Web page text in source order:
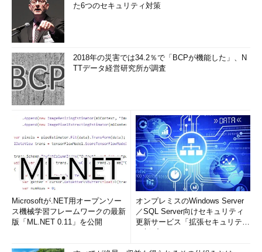
た6つのセキュリティ対策
2018年の災害では34.2％で「BCPが機能した」、N
TTデータ経営研究所が調査
Microsoftが.NET用オープンソー
ス機械学習フレームワークの最新
版「ML.NET 0.11」を公開
オンプレミスのWindows Server
／SQL Server向けセキュリティ
更新サービス「拡張セキュリティ